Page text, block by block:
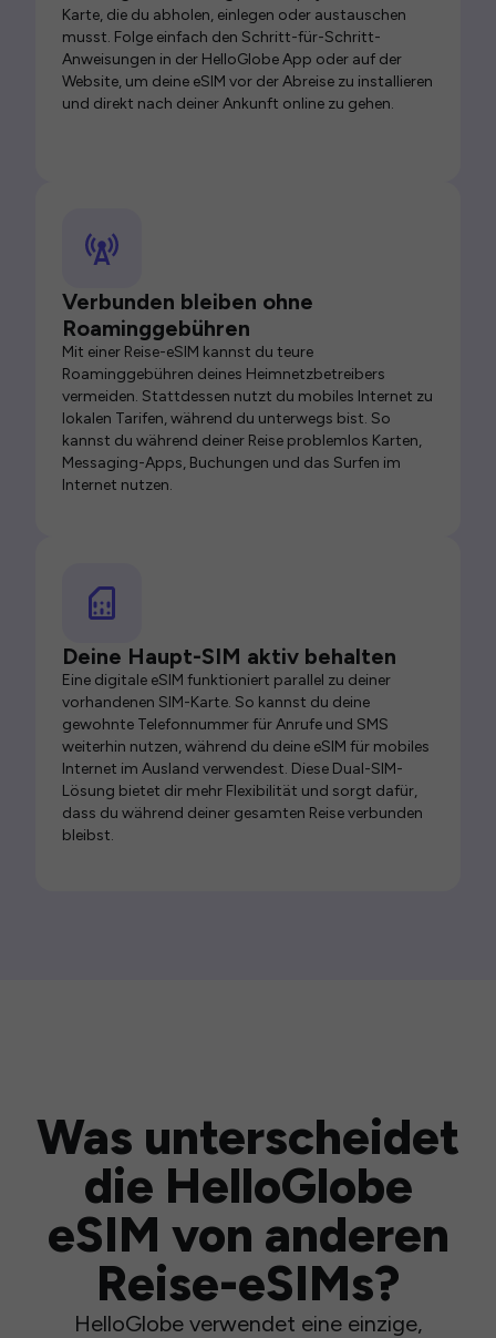
Karte, die du abholen, einlegen oder austauschen
musst. Folge einfach den Schritt-für-Schritt-
Anweisungen in der HelloGlobe App oder auf der
Website, um deine eSIM vor der Abreise zu installieren
und direkt nach deiner Ankunft online zu gehen.
Verbunden bleiben ohne
Roaminggebühren
Mit einer Reise-eSIM kannst du teure
Roaminggebühren deines Heimnetzbetreibers
vermeiden. Stattdessen nutzt du mobiles Internet zu
lokalen Tarifen, während du unterwegs bist. So
kannst du während deiner Reise problemlos Karten,
Messaging-Apps, Buchungen und das Surfen im
Internet nutzen.
Deine Haupt-SIM aktiv behalten
Eine digitale eSIM funktioniert parallel zu deiner
vorhandenen SIM-Karte. So kannst du deine
gewohnte Telefonnummer für Anrufe und SMS
weiterhin nutzen, während du deine eSIM für mobiles
Internet im Ausland verwendest. Diese Dual-SIM-
Lösung bietet dir mehr Flexibilität und sorgt dafür,
dass du während deiner gesamten Reise verbunden
bleibst.
Was unterscheidet
die HelloGlobe
eSIM von anderen
Reise-eSIMs?
HelloGlobe verwendet eine einzige,